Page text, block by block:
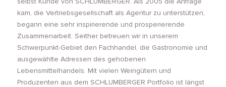
kam, die Vertriebsgesellschaft als Agentur zu unterstützen,
begann eine sehr inspirierende und prosperierende
Zusammenarbeit. Seither betreuen wir in unserem
Schwerpunkt-Gebiet den Fachhandel, die Gastronomie und
ausgewählte Adressen des gehobenen
Lebensmittelhandels. Mit vielen Weingütern und
Produzenten aus dem SCHLUMBERGER Portfolio ist längst